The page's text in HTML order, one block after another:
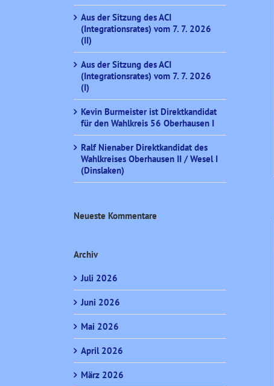
Aus der Sitzung des ACI
(Integrationsrates) vom 7. 7. 2026
(II)
Aus der Sitzung des ACI
(Integrationsrates) vom 7. 7. 2026
(I)
Kevin Burmeister ist Direktkandidat
für den Wahlkreis 56 Oberhausen I
Ralf Nienaber Direktkandidat des
Wahlkreises Oberhausen II / Wesel I
(Dinslaken)
Neueste Kommentare
Archiv
Juli 2026
Juni 2026
Mai 2026
April 2026
März 2026